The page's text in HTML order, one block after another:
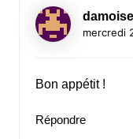
mercredi
Bon appétit !
Répondre